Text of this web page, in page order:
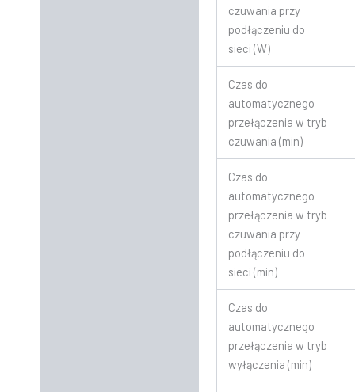
czuwania przy
podłączeniu do
sieci (W)
Czas do
automatycznego
przełączenia w tryb
czuwania (min)
Czas do
automatycznego
przełączenia w tryb
czuwania przy
podłączeniu do
sieci (min)
Czas do
automatycznego
przełączenia w tryb
wyłączenia (min)